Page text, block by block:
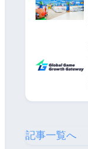
記事一覧へ